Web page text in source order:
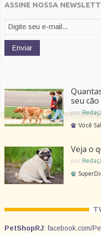
ASSINE NOSSA
seu cão
por
Você
Veja o
por
PetShopRJ:facebook.com/